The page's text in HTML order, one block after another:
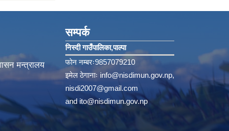
मन्त्रालय
सम्पर्क
निस्दी गाउँपालिका‚पाल्पा
फोन नम्बरः9857079210
इमेल ठेगानाः info@nisdimun.gov.np,
nisdi2007@gmail.com
andito@nisdimun.gov.np